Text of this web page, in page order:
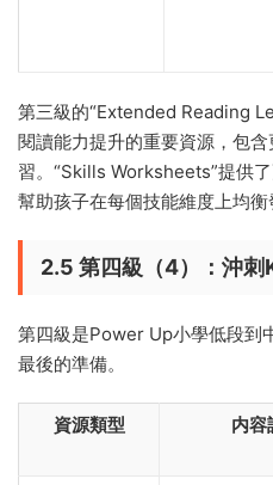
第三級的“Extended Reading
閱讀能力提升的重要資源，包
習。“Skills Worksheets”提供
幫助孩子在每個技能維度上均衡
2.5 第四級（4）：沖刺
第四級是Power Up小學低段到
最後的準備。
資源類型 内容